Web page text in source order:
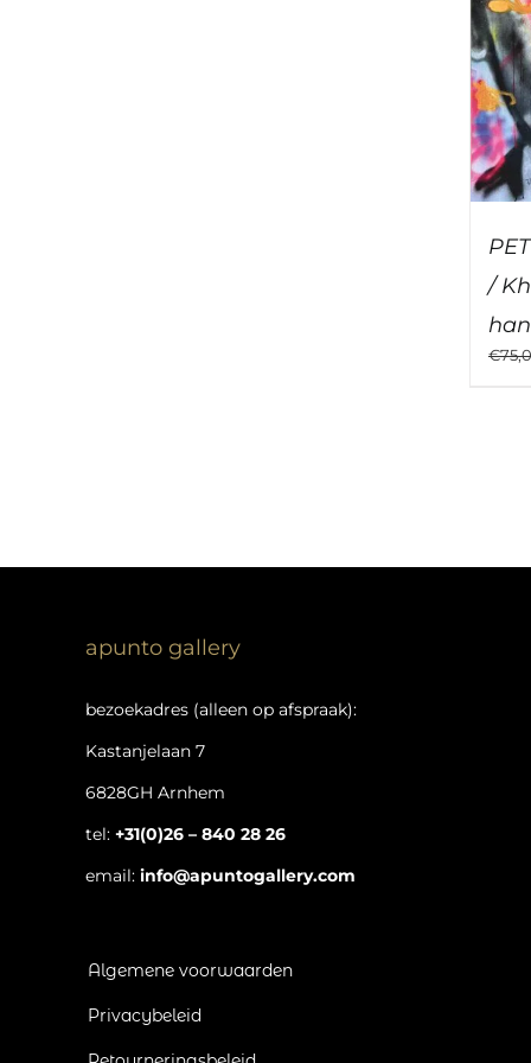
/
€
apunto gallery
bezoekadres (alleen op afspraak):
Kastanjelaan 7
6828GH Arnhem
tel: +31(0)26 – 840 28 26
email: info@apuntogallery.com
Algemene voorwaarden
Privacybeleid